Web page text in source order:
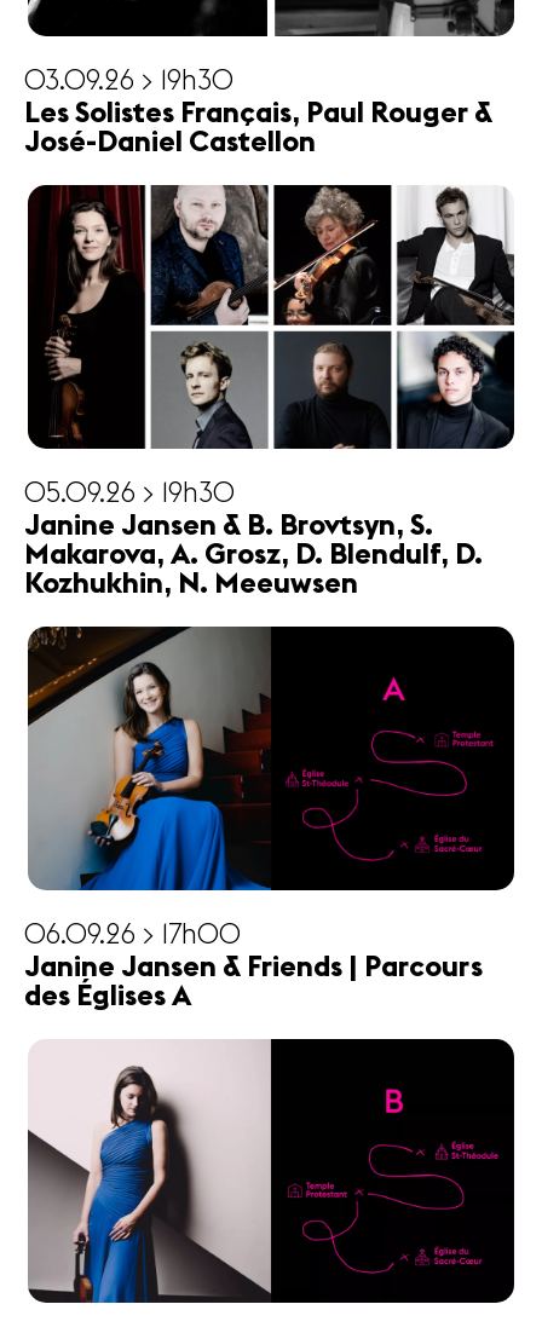
03.09.26 > 19h30
Les Solistes Français, Paul Rouger &
José-Daniel Castellon
05.09.26 > 19h30
Janine Jansen & B. Brovtsyn, S.
Makarova, A. Grosz, D. Blendulf, D.
Kozhukhin, N. Meeuwsen
06.09.26 > 17h00
Janine Jansen & Friends | Parcours
des Églises A